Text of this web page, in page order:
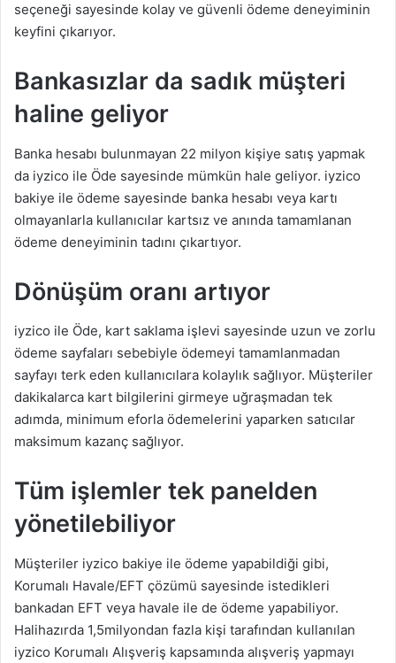
seçeneği sayesinde kolay ve güvenli ödeme deneyiminin
keyfini çıkarıyor.
Bankasızlar da sadık müşteri
haline geliyor
Banka hesabı bulunmayan 22 milyon kişiye satış yapmak
da iyzico ile Öde sayesinde mümkün hale geliyor. iyzico
bakiye ile ödeme sayesinde banka hesabı veya kartı
olmayanlarla kullanıcılar kartsız ve anında tamamlanan
ödeme deneyiminin tadını çıkartıyor.
Dönüşüm oranı artıyor
iyzico ile Öde, kart saklama işlevi sayesinde uzun ve zorlu
ödeme sayfaları sebebiyle ödemeyi tamamlanmadan
sayfayı terk eden kullanıcılara kolaylık sağlıyor. Müşteriler
dakikalarca kart bilgilerini girmeye uğraşmadan tek
adımda, minimum eforla ödemelerini yaparken satıcılar
maksimum kazanç sağlıyor.
Tüm işlemler tek panelden
yönetilebiliyor
Müşteriler iyzico bakiye ile ödeme yapabildiği gibi,
Korumalı Havale/EFT çözümü sayesinde istedikleri
bankadan EFT veya havale ile de ödeme yapabiliyor.
Halihazırda 1,5milyondan fazla kişi tarafından kullanılan
iyzico Korumalı Alışveriş kapsamında alışveriş yapmayı